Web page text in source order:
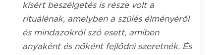
kísért beszélgetés is része volt a
rituálénak, amelyben a szülés élményéről
és mindazokról szó esett, amiben
anyaként és nőként fejlődni szeretnék. És